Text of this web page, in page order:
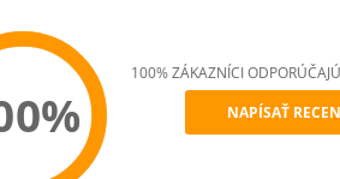
100% ZÁKAZNÍCI
NAPÍSAŤ